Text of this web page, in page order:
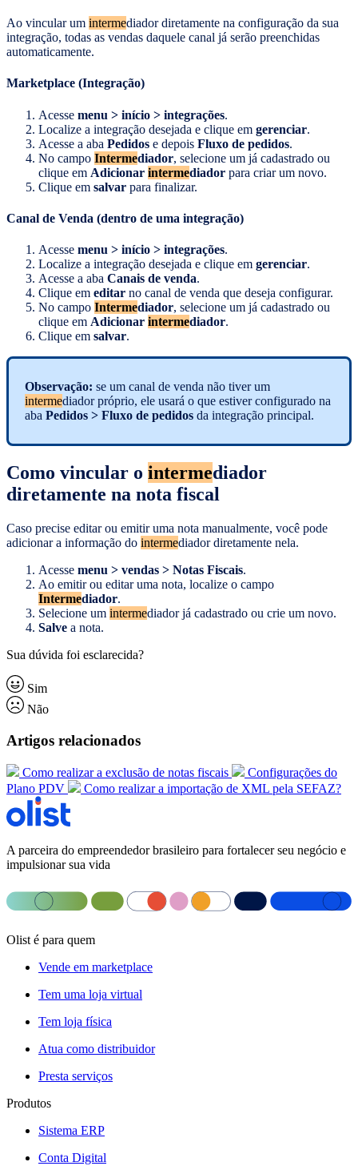
Ao vincular um intermediador diretamente na configuração da sua
integração, todas as vendas daquele canal já serão preenchidas
automaticamente.
Marketplace (Integração)
Acesse menu > início > integrações.
Localize a integração desejada e clique em gerenciar.
Acesse a aba Pedidos e depois Fluxo de pedidos.
No campo Intermediador, selecione um já cadastrado ou
clique em Adicionar intermediador para criar um novo.
Clique em salvar para finalizar.
Canal de Venda (dentro de uma integração)
Acesse menu > início > integrações.
Localize a integração desejada e clique em gerenciar.
Acesse a aba Canais de venda.
Clique em editar no canal de venda que deseja configurar.
No campo Intermediador, selecione um já cadastrado ou
clique em Adicionar intermediador.
Clique em salvar.
Observação: se um canal de venda não tiver um
intermediador próprio, ele usará o que estiver configurado na
aba Pedidos > Fluxo de pedidos da integração principal.
Como vincular o intermediador
diretamente na nota fiscal
Caso precise editar ou emitir uma nota manualmente, você pode
adicionar a informação do intermediador diretamente nela.
Acesse menu > vendas > Notas Fiscais.
Ao emitir ou editar uma nota, localize o campo
Intermediador.
Selecione um intermediador já cadastrado ou crie um novo.
Salve a nota.
Sua dúvida foi esclarecida?
Sim
Não
Artigos relacionados
Como realizar a exclusão de notas fiscais
Configurações do
Plano PDV
Como realizar a importação de XML pela SEFAZ?
A parceira do empreendedor brasileiro para fortalecer seu negócio e
impulsionar sua vida
Olist é para quem
Vende em marketplace
Tem uma loja virtual
Tem loja física
Atua como distribuidor
Presta serviços
Produtos
Sistema ERP
Conta Digital